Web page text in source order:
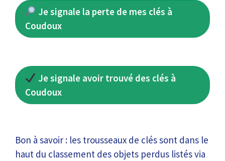
Je signale la perte de mes clés à
Coudoux
Je signale avoir trouvé des clés à
Coudoux
Bon à savoir : les trousseaux de clés sont dans le
haut du classement des objets perdus listés via